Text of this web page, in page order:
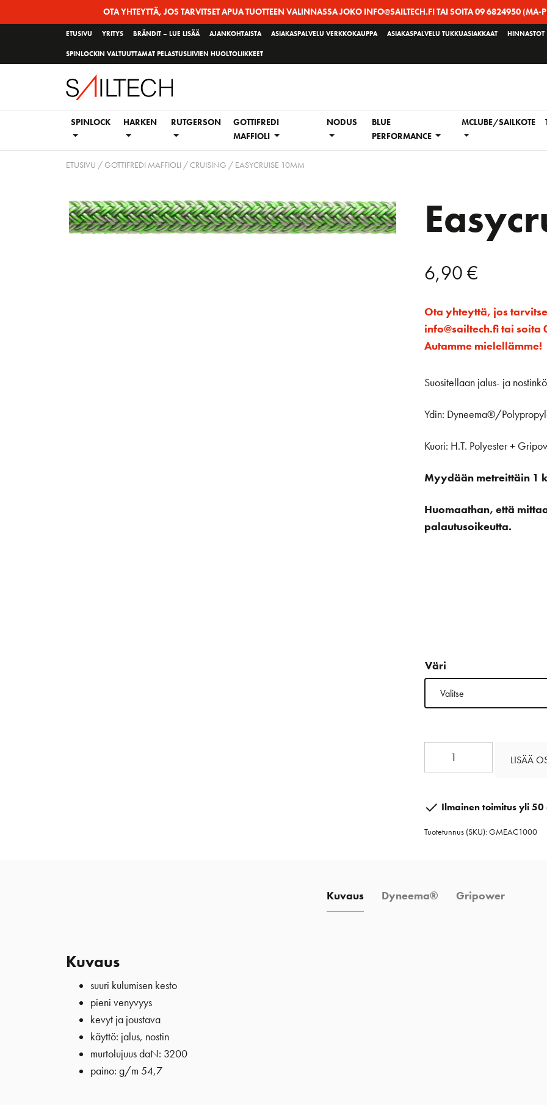
OTA YHTEYTTÄ, JOS TARVITSET APUA TUOTTEEN VALINNASSA JOKO INFO@SAILTECH.FI TAI SOITA 09 6824950
ETUSIVU YRITYS BRÄNDIT – LUE LISÄÄ AJANKOHTAISTA ASIAKASPALVELU VERKKOKAUPPA ASIAKASPALVELU TUKKUASIAKKAAT HINNASTOT
SPINLOCKIN VALTUUTTAMAT PELASTUSLIIVIEN HUOLTOLIIKKEET
SPINLOCK HARKEN RUTGERSON
GOTTIFREDI
MAFFIOLI
NODUS
BLUE
PERFORMANCE
MCLUBE/SAILKOTE
ETUSIVU /GOTTIFREDI MAFFIOLI/CRUISING / EASYCRUISE 10MM
6,90€
Ota yhteyttä, jos
info@sailtech.fi tai
Autamme mielellämme!
Suositellaan jalus- ja
Ydin: Dyneema®/
Kuori: H.T. Polyester +
Myydään metreittäin 1
Huomaathan, että
palautusoikeutta.
Väri
LISÄÄ
Ilmainen toimitus yli
Tuotetunnus (SKU):GMEAC1000
Kuvaus Dyneema® Gripower
Kuvaus
suuri kulumisen kesto
pieni venyvyys
kevyt ja joustava
käyttö: jalus, nostin
murtolujuus daN: 3200
paino: g/m 54,7